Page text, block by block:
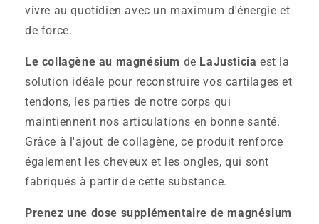
vivre au quotidien avec un maximum d'énergie et
de force.
Le collagène au magnésium de LaJusticia est la
solution idéale pour reconstruire vos cartilages et
tendons, les parties de notre corps qui
maintiennent nos articulations en bonne santé.
Grâce à l'ajout de collagène, ce produit renforce
également les cheveux et les ongles, qui sont
fabriqués à partir de cette substance.
Prenez une dose supplémentaire de magnésium